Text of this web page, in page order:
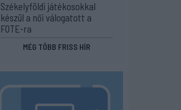
Székelyföldi játékosokkal
készül a női válogatott a
FOTE-ra
MÉG TÖBB FRISS HÍR